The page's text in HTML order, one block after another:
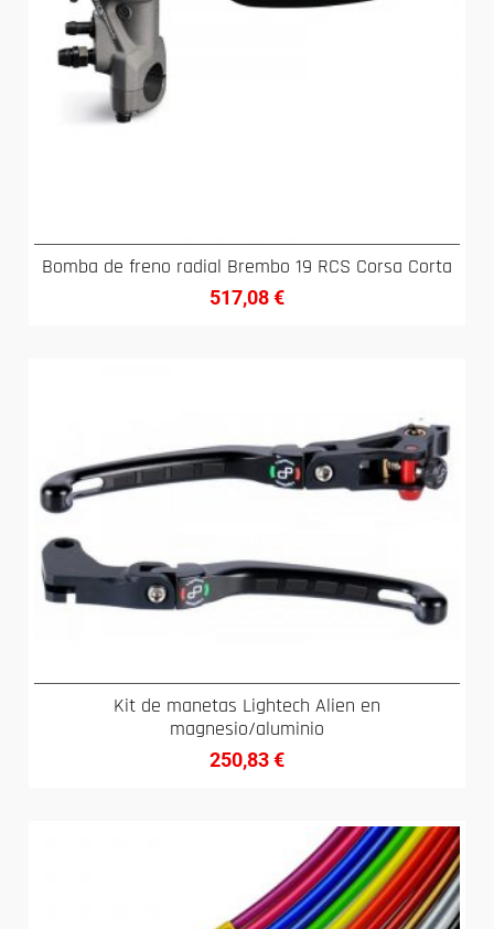
Bomba de freno radial Brembo 19 RCS Corsa Corta
517,08€
Kit de manetas Lightech Alien en
magnesio/aluminio
250,83€